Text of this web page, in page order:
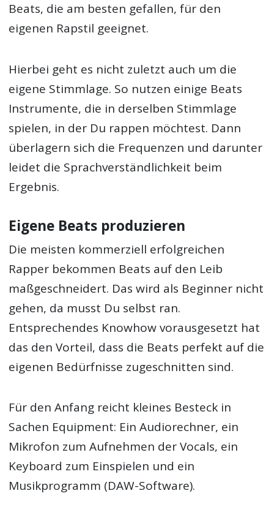
Beats, die am besten gefallen, für den
eigenen Rapstil geeignet.
Hierbei geht es nicht zuletzt auch um die
eigene Stimmlage. So nutzen einige Beats
Instrumente, die in derselben Stimmlage
spielen, in der Du rappen möchtest. Dann
überlagern sich die Frequenzen und darunter
leidet die Sprachverständlichkeit beim
Ergebnis.
Eigene Beats produzieren
Die meisten kommerziell erfolgreichen
Rapper bekommen Beats auf den Leib
maßgeschneidert. Das wird als Beginner nicht
gehen, da musst Du selbst ran.
Entsprechendes Knowhow vorausgesetzt hat
das den Vorteil, dass die Beats perfekt auf die
eigenen Bedürfnisse zugeschnitten sind.
Für den Anfang reicht kleines Besteck in
Sachen Equipment: Ein Audiorechner, ein
Mikrofon zum Aufnehmen der Vocals, ein
Keyboard zum Einspielen und ein
Musikprogramm (DAW-Software).